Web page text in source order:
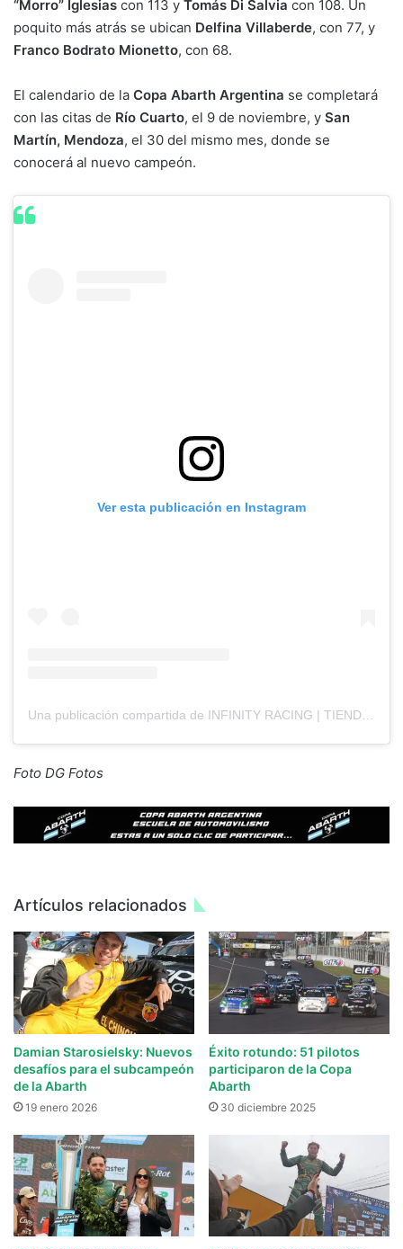
“Morro” Iglesias con 113 y Tomás Di Salvia con 108. Un
poquito más atrás se ubican Delfina Villaberde, con 77, y
Franco Bodrato Mionetto, con 68.
El calendario de la Copa Abarth Argentina se completará
con las citas de Río Cuarto, el 9 de noviembre, y San
Martín, Mendoza, el 30 del mismo mes, donde se
conocerá al nuevo campeón.
Ver esta publicación en Instagram
Foto DG Fotos
Artículos relacionados
Damian Starosielsky: Nuevos
desafíos para el subcampeón
de la Abarth
19 enero 2026
Éxito rotundo: 51 pilotos
participaron de la Copa
Abarth
30 diciembre 2025